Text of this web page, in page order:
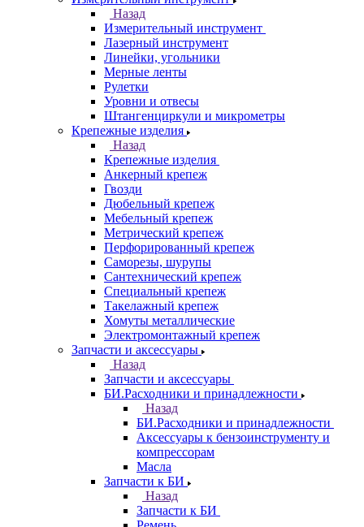
Назад
Измерительный инструмент
Лазерный инструмент
Линейки, угольники
Мерные ленты
Рулетки
Уровни и отвесы
Штангенциркули и микрометры
Крепежные изделия
Назад
Крепежные изделия
Анкерный крепеж
Гвозди
Дюбельный крепеж
Мебельный крепеж
Метрический крепеж
Перфорированный крепеж
Саморезы, шурупы
Сантехнический крепеж
Специальный крепеж
Такелажный крепеж
Хомуты металлические
Электромонтажный крепеж
Запчасти и аксессуары
Назад
Запчасти и аксессуары
БИ.Расходники и принадлежности
Назад
БИ.Расходники и принадлежности
Аксессуары к бензоинструменту и
компрессорам
Масла
Запчасти к БИ
Назад
Запчасти к БИ